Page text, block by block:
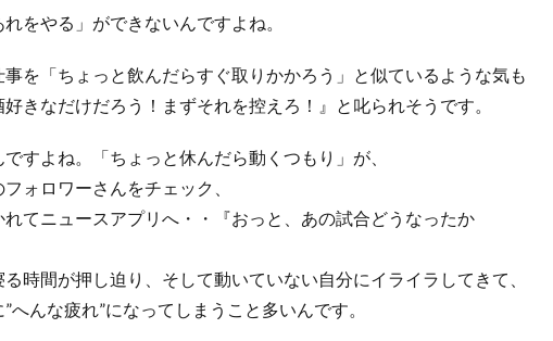
をやる」ができないんですよね。
を「ちょっと飲んだらすぐ取りかかろう」と似ているような気も
きなだけだろう！まずそれを控えろ！』と叱られそうです。
すよね。「ちょっと休んだら動くつもり」が、
ォロワーさんをチェック、
てニュースアプリへ・・『おっと、あの試合どうなったか
時間が押し迫り、そして動いていない自分にイライラしてきて、
へんな疲れ”になってしまうこと多いんです。